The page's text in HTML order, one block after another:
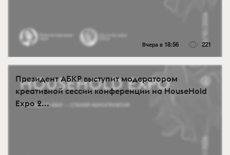
Вчера в 18:56 221
Президент АБКР выступит модератором
креативной сессии конференции на HouseHold
Expo 2...